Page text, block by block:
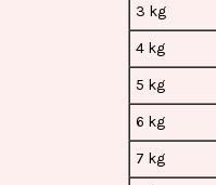
3 kg
4 kg
5 kg
6 kg
7 kg